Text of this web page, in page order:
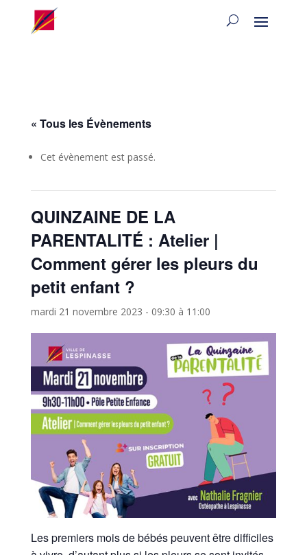
« Tous les Évènements
Cet évènement est passé.
QUINZAINE DE LA
PARENTALITÉ : Atelier |
Comment gérer les pleurs du
petit enfant ?
mardi 21 novembre 2023 - 09:30 à 11:00
Les premiers mois de bébés peuvent être difficiles